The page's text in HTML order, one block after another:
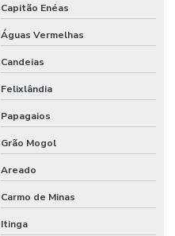
Capitão Enéas
Águas Vermelhas
Candeias
Felixlândia
Papagaios
Grão Mogol
Areado
Carmo de Minas
Itinga